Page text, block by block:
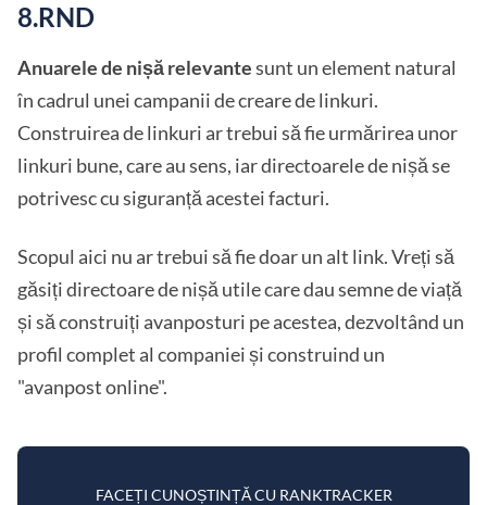
8.RND
Anuarele de nișă relevantesunt un element natural
în cadrul unei campanii de creare de linkuri.
Construirea de linkuri ar trebui să fie urmărirea unor
linkuri bune, care au sens, iar directoarele de nișă se
potrivesc cu siguranță acestei facturi.
Scopul aici nu ar trebui să fie doar un alt link. Vreți să
găsiți directoare de nișă utile care dau semne de viață
și să construiți avanposturi pe acestea, dezvoltând un
profil complet al companiei și construind un
"avanpost online".
FACEȚI CUNOȘTINȚĂ CU RANKTRACKER